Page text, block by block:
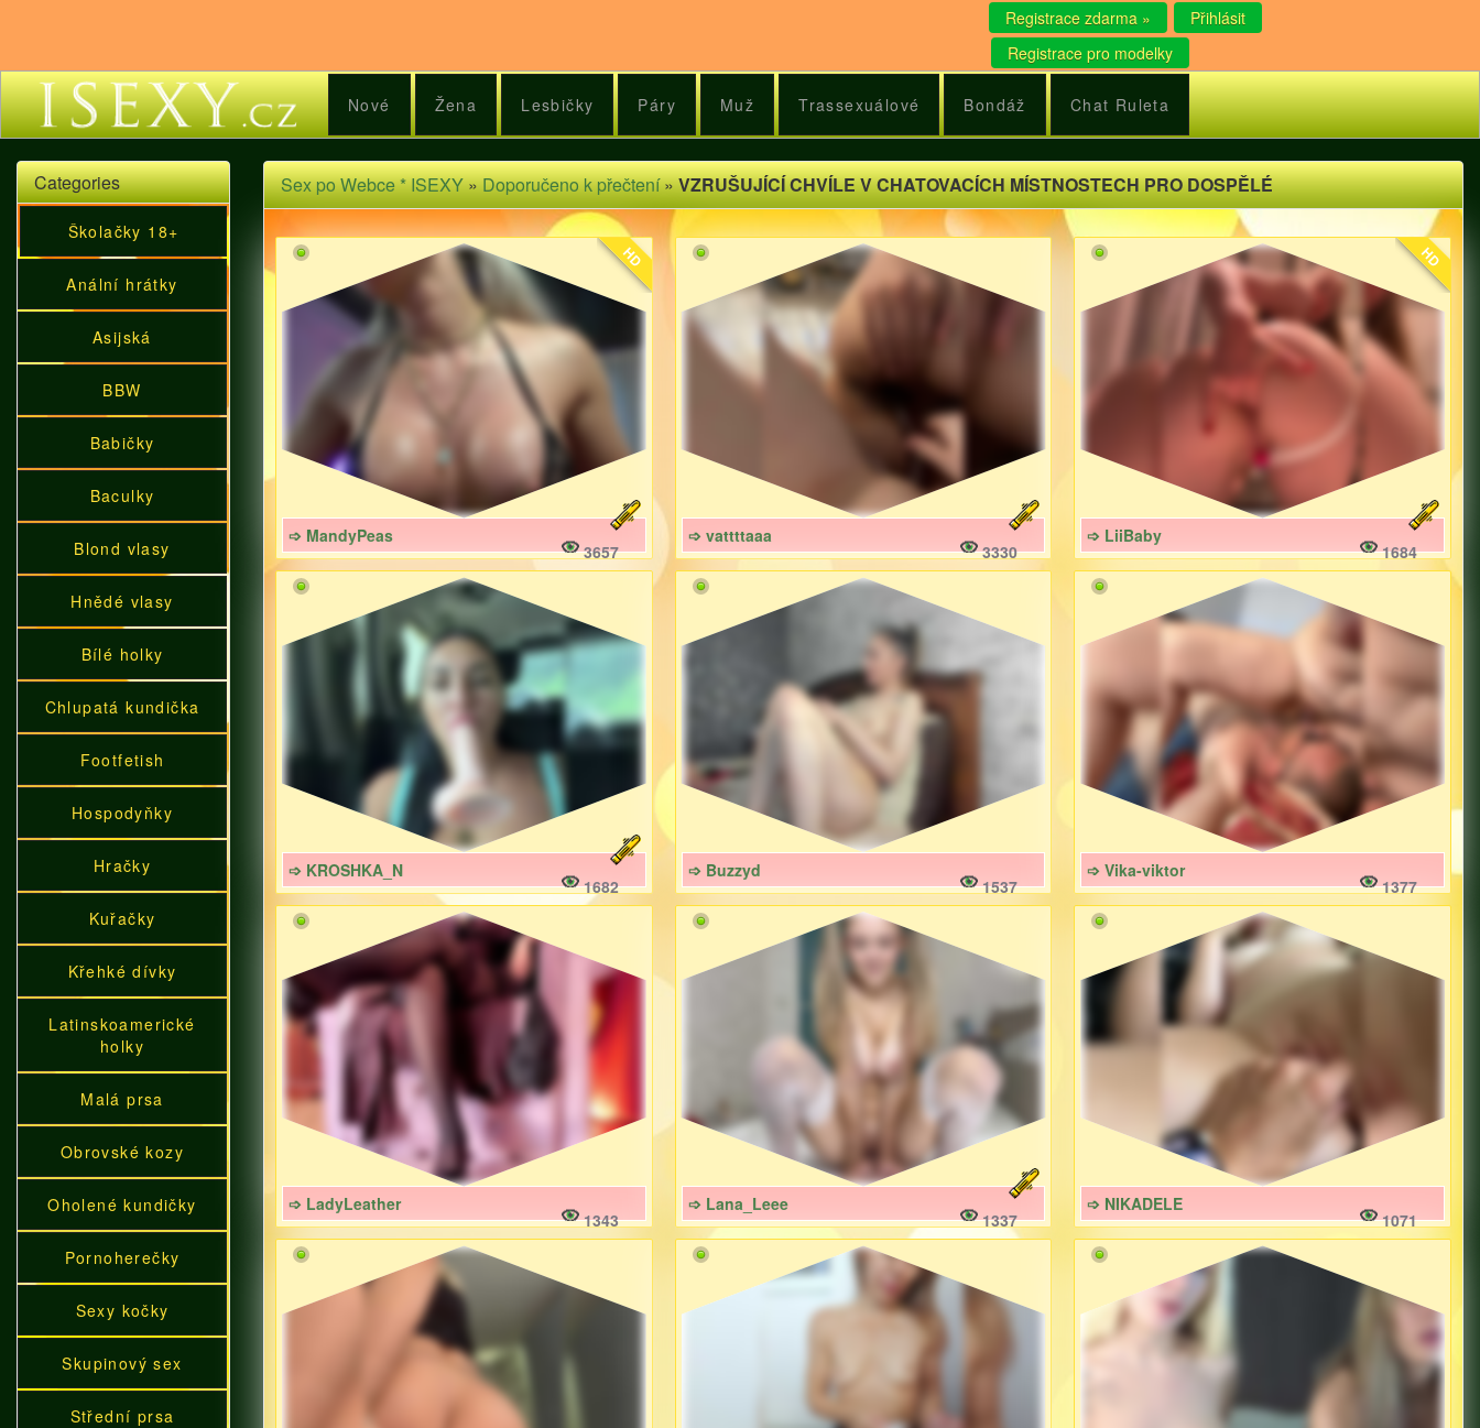
Registrace zdarma »
Přihlásit
Registrace pro modelky
Nové Žena Lesbičky Páry Muž Trassexuálové Bondáž Chat Ruleta
Categories
Školačky 18+
Anální hrátky
Asijská
BBW
Babičky
Baculky
Blond vlasy
Hnědé vlasy
Bílé holky
Chlupatá kundička
Footfetish
Hospodyňky
Hračky
Kuřačky
Křehké dívky
Latinskoamerické
holky
Malá prsa
Obrovské kozy
Oholené kundičky
Pornoherečky
Sexy kočky
Skupinový sex
Střední prsa
Sex po Webce * ISEXY»Doporučeno k přečtení»VZRUŠUJÍCÍ CHVÍLE V CHATOVACÍCH MÍSTNOSTECH PRO DOSPĚLÉ
HD
➩ MandyPeas
3657
➩ vattttaaa
3330
HD
➩ LiiBaby
1684
➩ KROSHKA_N
1682
➩ Buzzyd
1537
➩ Vika-viktor
1377
➩ LadyLeather
1343
➩ Lana_Leee
1337
➩ NIKADELE
1071